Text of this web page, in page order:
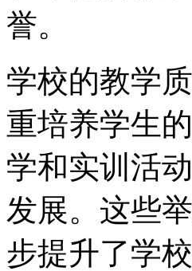
誉。
学校的教学
重培养学生
学和实训活
发展。这些
步提升了学